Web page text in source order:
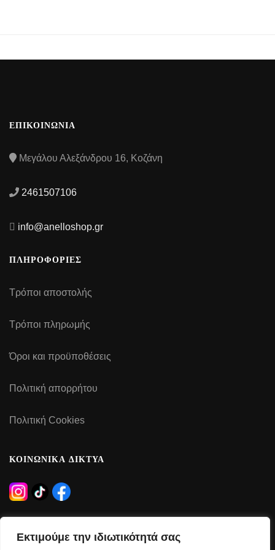
Εκτιμούμε την ιδιωτικότητά σας
ΕΠΙΚΟΙΝΩΝΙΑ
Μεγάλου Αλεξάνδρου 16, Κοζάνη
2461507106
info@anelloshop.gr
ΠΛΗΡΟΦΟΡΙΕΣ
Τρόποι αποστολής
Τρόποι πληρωμής
Όροι και προϋποθέσεις
Πολιτική απορρήτου
Πολιτική Cookies
ΚΟΙΝΩΝΙΚΑ ΔΙΚΤΥΑ